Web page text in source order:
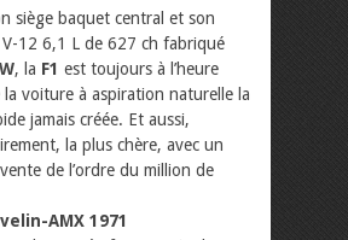
siège baquet central et son
12 6,1 L de 627 ch fabriqué
, la F1 est toujours à l’heure
la voiture à aspiration naturelle la
jamais créée. Et aussi,
la plus chère, avec un
de l’ordre du million de
AMX 1971